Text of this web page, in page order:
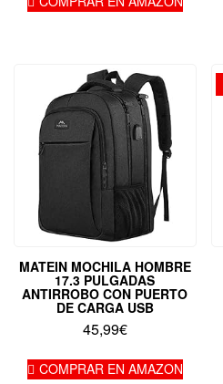
MATEIN MOCHILA HOMBRE
17.3 PULGADAS
ANTIRROBO CON PUERTO
DE CARGA USB
45,99€
COMPRAR EN AMAZON